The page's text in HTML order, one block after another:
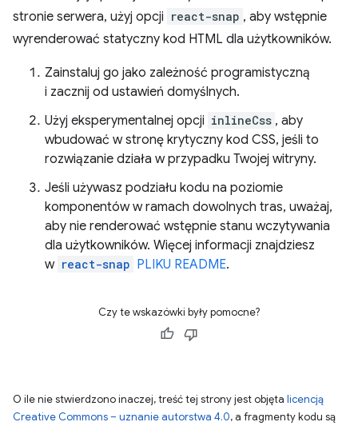
stronie serwera, użyj opcji react-snap , aby wstępnie
wyrenderować statyczny kod HTML dla użytkowników.
Zainstaluj go jako zależność programistyczną
i zacznij od ustawień domyślnych.
Użyj eksperymentalnej opcji inlineCss , aby
wbudować w stronę krytyczny kod CSS, jeśli to
rozwiązanie działa w przypadku Twojej witryny.
Jeśli używasz podziału kodu na poziomie
komponentów w ramach dowolnych tras, uważaj,
aby nie renderować wstępnie stanu wczytywania
dla użytkowników. Więcej informacji znajdziesz
w react-snap PLIKU README.
Czy te wskazówki były pomocne?
O ile nie stwierdzono inaczej, treść tej strony jest objęta licencją
Creative Commons – uznanie autorstwa 4.0, a fragmenty kodu są